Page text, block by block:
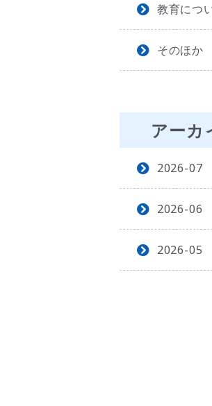
教育につ
そのほか
アーカ
2026-07
2026-06
2026-05